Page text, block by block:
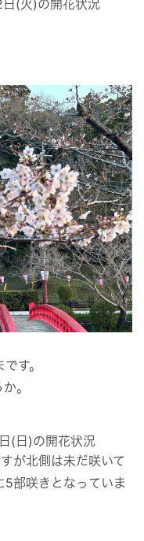
す。
。
が北側は未だ咲いて
5部咲きとなっていま